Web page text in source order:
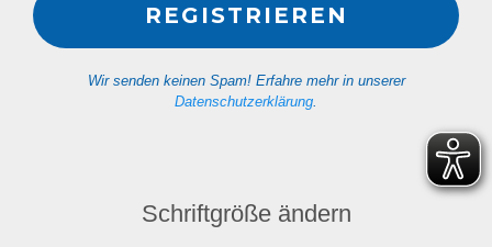
Wir senden keinen Spam! Erfahre mehr in unserer
Datenschutzerklärung
Schriftgröße ändern